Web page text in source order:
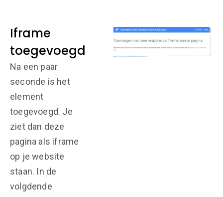
Iframe
toegevoegd
Na een paar
seconde is het
element
toegevoegd. Je
ziet dan deze
pagina als iframe
op je website
staan. In de
volgdende